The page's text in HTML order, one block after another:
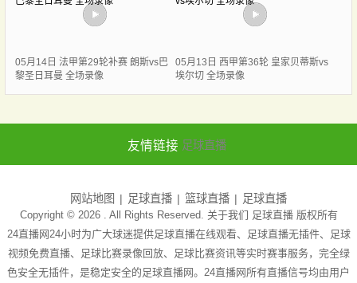
05月14日 法甲第29轮补赛 朗斯vs巴
黎圣日耳曼 全场录像
05月13日 西甲第36轮 皇家贝蒂斯vs
埃尔切 全场录像
友情链接 足球直播
网站地图 足球直播 篮球直播 足球直播
Copyright © 2026 . All Rights Reserved. 关于我们 足球直播版权所有
24直播网24小时为广大球迷提供足球直播在线观看、足球直播无插件、足球
视频免费直播、足球比赛录像回放、足球比赛资讯等实时赛事服务，完全绿
色安全无插件，是稳定安全的足球直播网。24直播网所有直播信号均由用户